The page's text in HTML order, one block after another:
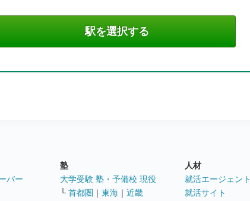
バー
塾
大学受験 塾・予備校 現役
└ 首都圏 ｜ 東海 ｜ 近畿
人材
就活エージェント
就活サイト